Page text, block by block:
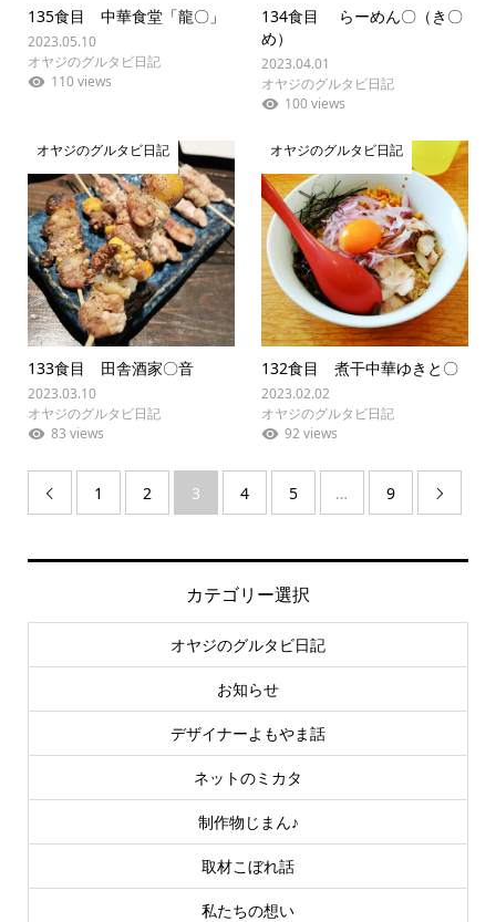
135食目 中華食堂「龍〇」
2023.05.10
オヤジのグルタビ日記
110 views
134食目 らーめん〇（き〇
め）
2023.04.01
オヤジのグルタビ日記
100 views
オヤジのグルタビ日記
133食目 田舎酒家〇音
2023.03.10
オヤジのグルタビ日記
83 views
オヤジのグルタビ日記
132食目 煮干中華ゆきと〇
2023.02.02
オヤジのグルタビ日記
92 views
 1 2 3 4 5 … 9 
カテゴリー選択
オヤジのグルタビ日記
お知らせ
デザイナーよもやま話
ネットのミカタ
制作物じまん♪
取材こぼれ話
私たちの想い